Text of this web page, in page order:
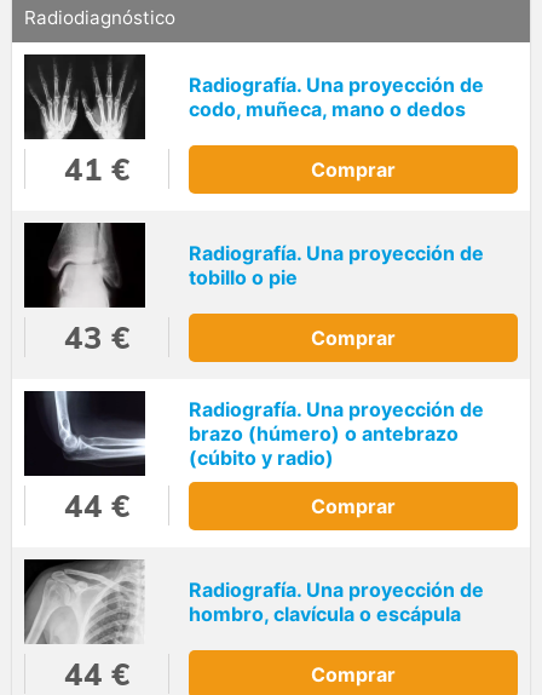
Radiodiagnóstico
Radiografía. Una proyección de
codo, muñeca, mano o dedos
41 € Comprar
Radiografía. Una proyección de
tobillo o pie
43 € Comprar
Radiografía. Una proyección de
brazo (húmero) o antebrazo
(cúbito y radio)
44 € Comprar
Radiografía. Una proyección de
hombro, clavícula o escápula
44 € Comprar